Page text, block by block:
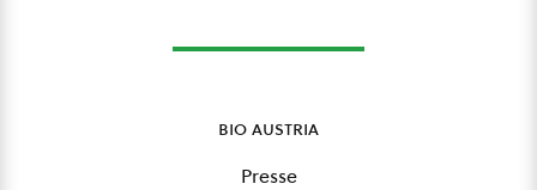
bio austria
Presse